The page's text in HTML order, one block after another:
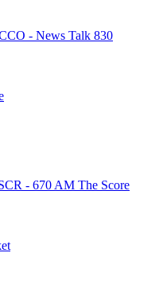
- News Talk 830
- 670 AM The Score